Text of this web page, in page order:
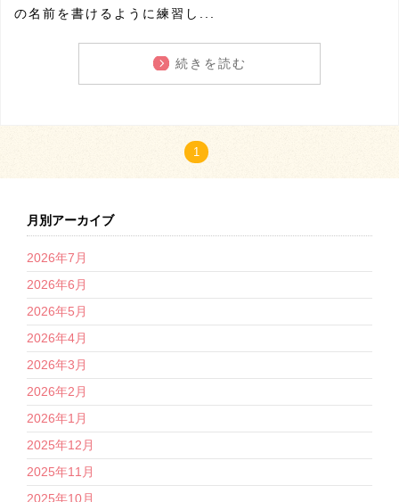
の名前を書けるように練習し...
続きを読む
1
月別アーカイブ
2026年7月
2026年6月
2026年5月
2026年4月
2026年3月
2026年2月
2026年1月
2025年12月
2025年11月
2025年10月